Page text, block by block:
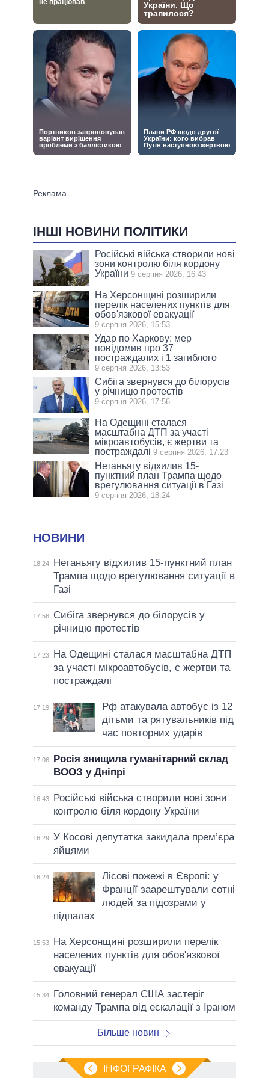
ІНШІ НОВИНИ ПОЛІТИКИ
Російські війська створили нові
зони контролю біля кордону
України 9 серпня 2026, 16:43
На Херсонщині розширили
перелік населених пунктів для
обов'язкової евакуації
9 серпня 2026, 15:53
Удар по Харкову: мер
повідомив про 37
постраждалих і 1 загиблого
9 серпня 2026, 13:53
Сибіга звернувся до білорусів
у річницю протестів
9 серпня 2026, 17:56
На Одещині сталася
масштабна ДТП за участі
мікроавтобусів, є жертви та
постраждалі 9 серпня 2026, 17:23
Нетаньягу відхилив 15-
пунктний план Трампа щодо
врегулювання ситуації в Газі
9 серпня 2026, 18:24
НОВИНИ
18:24
Нетаньягу відхилив 15-пунктний план
Трампа щодо врегулювання ситуації в
Газі
17:56
Сибіга звернувся до білорусів у
річницю протестів
17:23
На Одещині сталася масштабна ДТП
за участі мікроавтобусів, є жертви та
постраждалі
17:19
Рф атакувала автобус із 12
дітьми та рятувальників під
час повторних ударів
17:06
Росія знищила гуманітарний склад
ВООЗ у Дніпрі
16:43
Російські війська створили нові зони
контролю біля кордону України
16:29 У Косові депутатка закидала прем’єра
яйцями
16:24
Лісові пожежі в Європі: у
Франції заарештували сотні
людей за підозрами у
підпалах
15:53
На Херсонщині розширили перелік
населених пунктів для обов'язкової
евакуації
15:34
Головний генерал США застеріг
команду Трампа від ескалації з Іраном
Більше новин
ІНФОГРАФІКА